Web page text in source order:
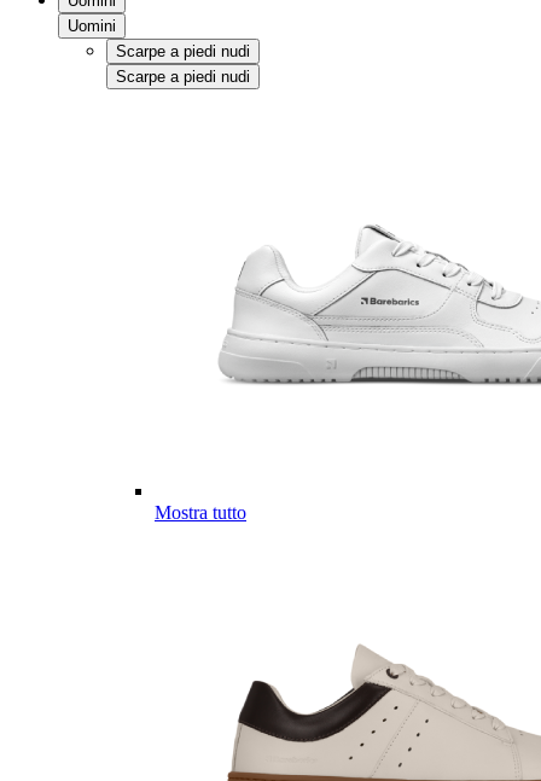
Uomini
Scarpe a piedi nudi
Scarpe a piedi nudi
Mostra tutto